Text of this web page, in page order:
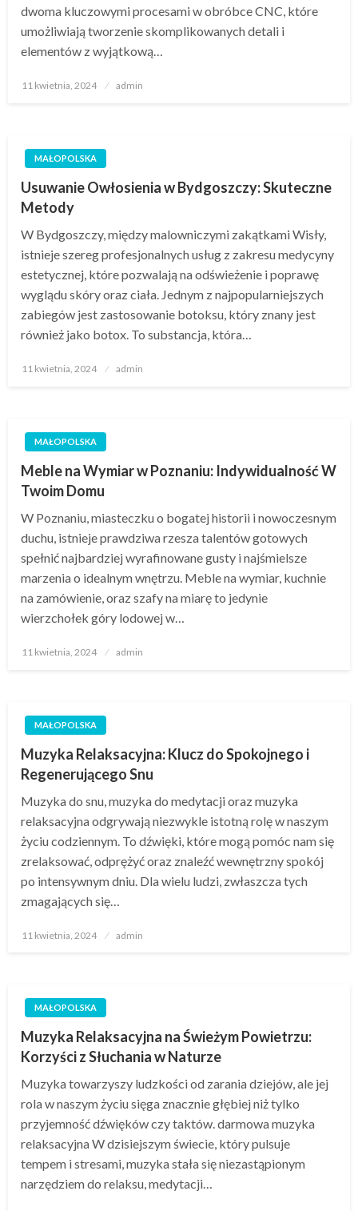
dwoma kluczowymi procesami w obróbce CNC, które
umożliwiają tworzenie skomplikowanych detali i
elementów z wyjątkową…
Opublikowane
11 kwietnia, 2024 admin
MAŁOPOLSKA
Usuwanie Owłosienia w Bydgoszczy: Skuteczne
Metody
W Bydgoszczy, między malowniczymi zakątkami Wisły,
istnieje szereg profesjonalnych usług z zakresu medycyny
estetycznej, które pozwalają na odświeżenie i poprawę
wyglądu skóry oraz ciała. Jednym z najpopularniejszych
zabiegów jest zastosowanie botoksu, który znany jest
również jako botox. To substancja, która…
Opublikowane
11 kwietnia, 2024 admin
MAŁOPOLSKA
Meble na Wymiar w Poznaniu: Indywidualność W
Twoim Domu
W Poznaniu, miasteczku o bogatej historii i nowoczesnym
duchu, istnieje prawdziwa rzesza talentów gotowych
spełnić najbardziej wyrafinowane gusty i najśmielsze
marzenia o idealnym wnętrzu. Meble na wymiar, kuchnie
na zamówienie, oraz szafy na miarę to jedynie
wierzchołek góry lodowej w…
Opublikowane
11 kwietnia, 2024 admin
MAŁOPOLSKA
Muzyka Relaksacyjna: Klucz do Spokojnego i
Regenerującego Snu
Muzyka do snu, muzyka do medytacji oraz muzyka
relaksacyjna odgrywają niezwykle istotną rolę w naszym
życiu codziennym. To dźwięki, które mogą pomóc nam się
zrelaksować, odprężyć oraz znaleźć wewnętrzny spokój
po intensywnym dniu. Dla wielu ludzi, zwłaszcza tych
zmagających się…
Opublikowane
11 kwietnia, 2024 admin
MAŁOPOLSKA
Muzyka Relaksacyjna na Świeżym Powietrzu:
Korzyści z Słuchania w Naturze
Muzyka towarzyszy ludzkości od zarania dziejów, ale jej
rola w naszym życiu sięga znacznie głębiej niż tylko
przyjemność dźwięków czy taktów. darmowa muzyka
relaksacyjna W dzisiejszym świecie, który pulsuje
tempem i stresami, muzyka stała się niezastąpionym
narzędziem do relaksu, medytacji…